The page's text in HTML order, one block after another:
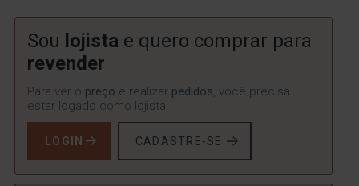
Sou lojista e quero comprar para
revender
Para ver o preço e realizar pedidos, você precisa
estar logado como lojista.
LOGIN CADASTRE-SE